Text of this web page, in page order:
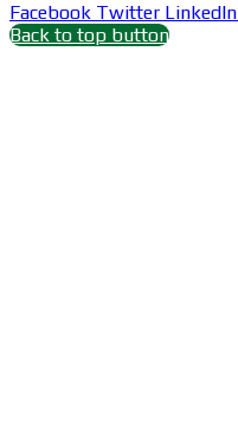
Facebook Twitter LinkedIn
Back to top button